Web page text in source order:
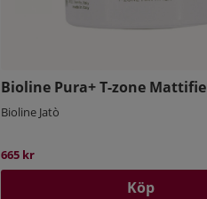
Bioline Pura+ T-zone
Bioline Jatò
665 kr
Köp